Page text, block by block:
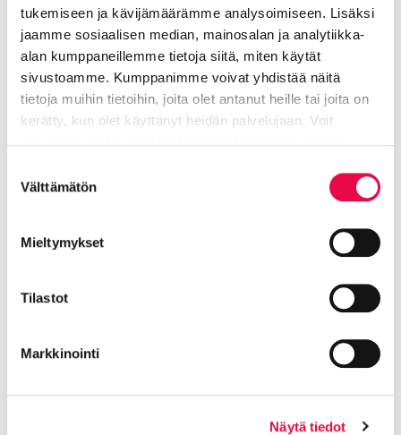
tukemiseen ja kävijämäärämme analysoimiseen. Lisäksi
jaamme sosiaalisen median, mainosalan ja analytiikka-
alan kumppaneillemme tietoja siitä, miten käytät
sivustoamme. Kumppanimme voivat yhdistää näitä
tietoja muihin tietoihin, joita olet antanut heille tai joita on
kerätty, kun olet käyttänyt heidän palvelujaan. Voit
valinta
Välttämätön
Mieltymykset
Tilastot
Markkinointi
Näytä tiedot
Riihimäen Kotikulma Oy
044 377 7207
Sanna.Eskelinen@riihimaki.fi
vuokra-asuntoihin, vuokra-asunnon
Taponen Sirpa